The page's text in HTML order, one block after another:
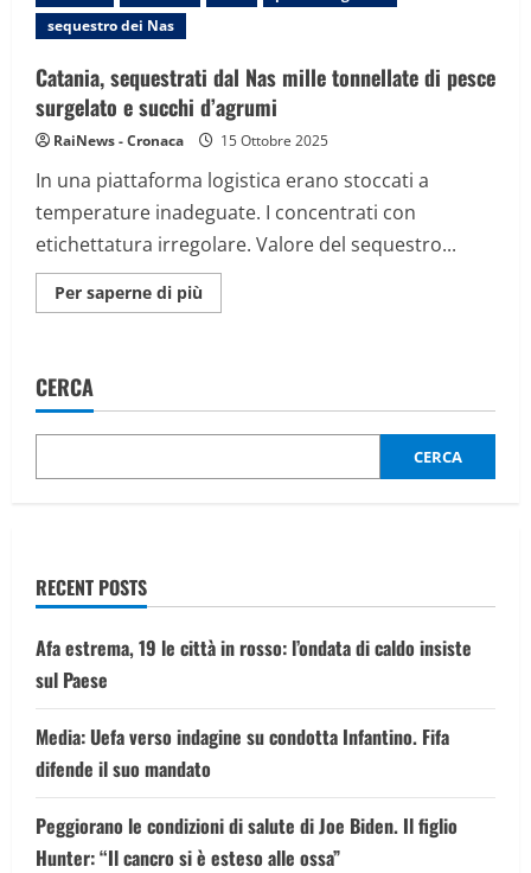
sequestro dei Nas
Catania, sequestrati dal Nas mille tonnellate di pesce
surgelato e succhi d’agrumi
RaiNews - Cronaca 15 Ottobre 2025
In una piattaforma logistica erano stoccati a
temperature inadeguate. I concentrati con
etichettatura irregolare. Valore del sequestro...
Per saperne di più
informazioni
mille
di
surgelato
CERCA
CERCA
RECENT POSTS
Afa estrema, 19 le città in rosso: l’ondata di caldo insiste
sul Paese
Media: Uefa verso indagine su condotta Infantino. Fifa
difende il suo mandato
Peggiorano le condizioni di salute di Joe Biden. Il figlio
Hunter: “Il cancro si è esteso alle ossa”